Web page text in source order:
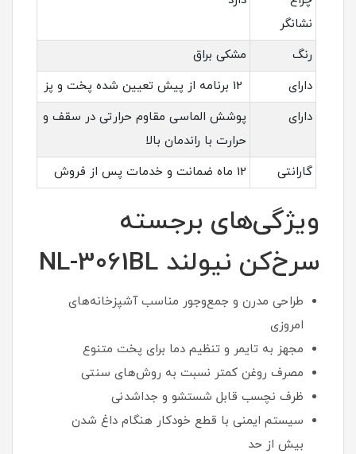
نشانگر
رنگ
مشکی براق
دارای
دارای
پوشش الماسی مقاوم حرارتی در سقف و
حرارت با راندمان بالا
گارانتی
12 ماه ضمانت و خدمات پس از فروش
ویژگی‌های برجسته
سرخ‌کن نیولند NL-3061BL
طراحی مدرن و جمع‌وجور مناسب آشپزخانه‌های
امروزی
مجهز به تایمر و تنظیم دما برای پخت متنوع
مصرف روغن کمتر نسبت به روش‌های سنتی
ظرف نچسب قابل شستشو و جداشدنی
سیستم ایمنی با قطع خودکار هنگام داغ شدن
بیش از حد